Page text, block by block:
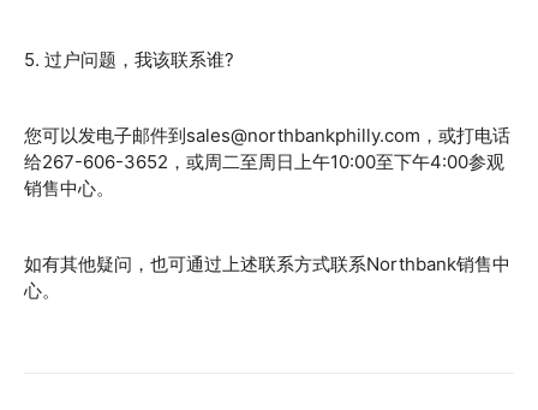
5. 过户问题，我该联系谁?
您可以发电子邮件到sales@northbankphilly.com，或打电话
给267-606-3652，或周二至周日上午10:00至下午4:00参观
销售中心。
如有其他疑问，也可通过上述联系方式联系Northbank销售中
心。